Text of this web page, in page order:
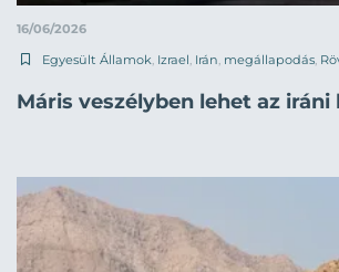
16/06/2026
Egyesült Államok Izrael Irán megállapodás
Máris veszélyben lehet az iráni